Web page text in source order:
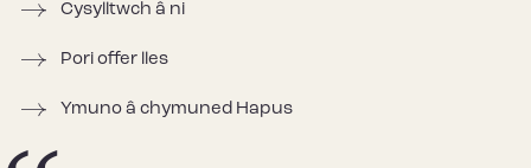
Cysylltwch â ni
Pori offer lles
Ymuno â chymuned Hapus